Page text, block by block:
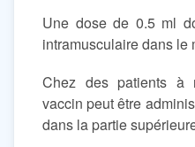
Une dose de 0.5 ml
intramusculaire dans le
Chez des patients à
vaccin peut être
dans la partie